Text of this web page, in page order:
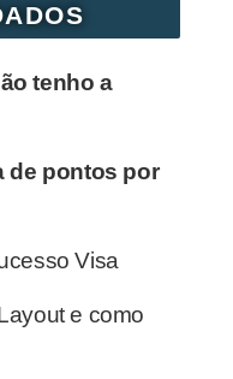
tenho a
de pontos por
Visa
e como